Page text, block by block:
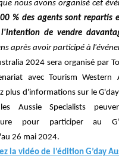
nous avons organisé cet
% des agents sontrepartis
de vendre
après avoirparticipé à
2024 sera organisé par
avec Tourism Western
plus d'informations sur le
Aussie Specialists
pour participer au
26 mai 2024.
la vidéo de l’édition G’day